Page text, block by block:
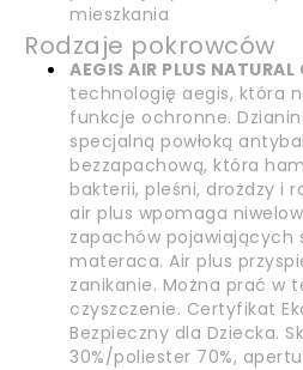
mieszkania
Rodzaje pokrowców
AEGIS AIR PLUS NATURAL
technologię aegis, która
funkcje ochronne.
specjalną powłoką
bezzapachową, która
bakterii, pleśni, drożdzy i
air plus wpomaga
zapachów pojawiających
materaca. Air plus
zanikanie. Można prać w
czyszczenie. Certyfikat
Bezpieczny dla Dziecka.
30%/poliester 70%,